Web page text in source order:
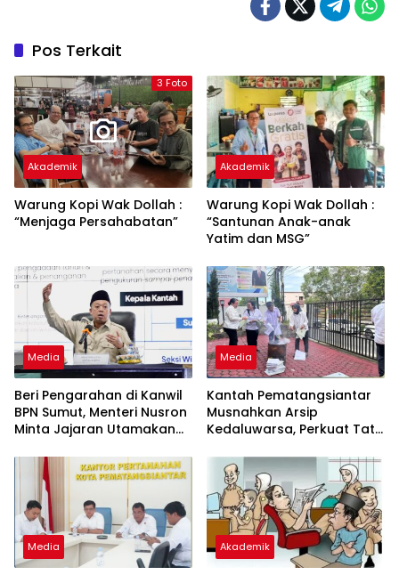
Pos Terkait
3 Foto
Akademik
Warung Kopi Wak Dollah :
“Menjaga Persahabatan”
Akademik
Warung Kopi Wak Dollah :
“Santunan Anak-anak
Yatim dan MSG”
Media
Beri Pengarahan di Kanwil
BPN Sumut, Menteri Nusron
Minta Jajaran Utamakan
Masyarakat
Media
Kantah Pematangsiantar
Musnahkan Arsip
Kedaluwarsa, Perkuat Tata
Integritas
Media Akademik